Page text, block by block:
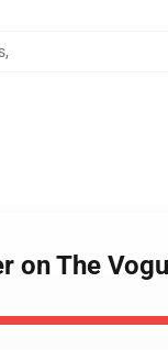
,
on The